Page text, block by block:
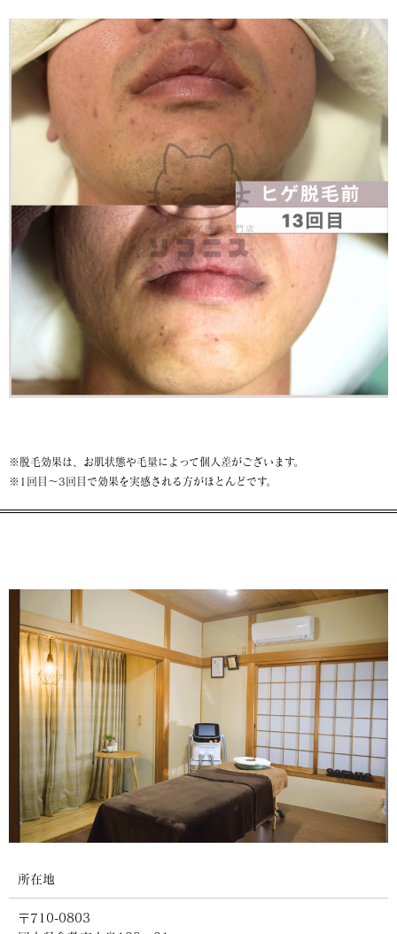
※脱毛効果は、お肌状態や毛量によって個人差がございます。
※1回目～3回目で効果を実感される方がほとんどです。
所在地
〒710-0803